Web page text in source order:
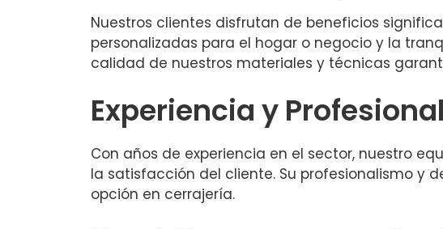
Nuestros clientes disfrutan de beneficios
personalizadas para el hogar o negocio y la
calidad de nuestros materiales y técnicas
Experiencia y
Con años de experiencia en el sector, nuestro
la satisfacción del cliente. Su profesionalismo y
opción en cerrajería.